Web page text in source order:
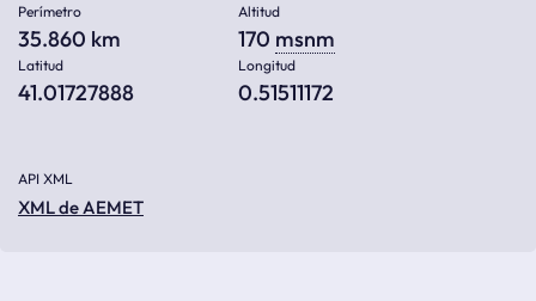
Perímetro
35.860 km
Altitud
170 msnm
Latitud
41.01727888
Longitud
0.51511172
API XML
XML de AEMET